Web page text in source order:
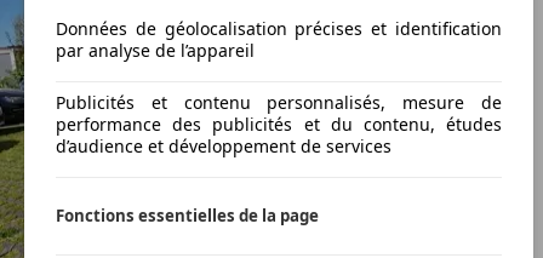
Données de géolocalisation précises et identification
par analyse de l’appareil
Publicités et contenu personnalisés, mesure de
performance des publicités et du contenu, études
d’audience et développement de services
Fonctions essentielles de la page